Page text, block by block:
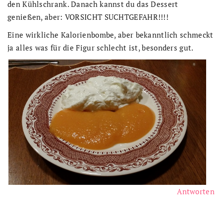
den Kühlschrank. Danach kannst du das Dessert
genießen, aber: VORSICHT SUCHTGEFAHR!!!!
Eine wirkliche Kalorienbombe, aber bekanntlich schmeckt
ja alles was für die Figur schlecht ist, besonders gut.
Antworten